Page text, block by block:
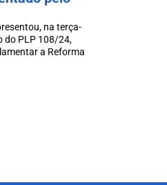
na terça-
do PLP 108/24,
a Reforma